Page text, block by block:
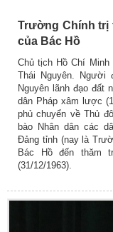
Trường Chính trị
của Bác Hồ
Chủ tịch Hồ Chí
Thái Nguyên.
Nguyên lãnh đạo đất
dân Pháp xâm lược
phủ chuyển về Thủ
bào Nhân dân các
Đảng tỉnh (nay là
Bác Hồ đến thăm
(31/12/1963).